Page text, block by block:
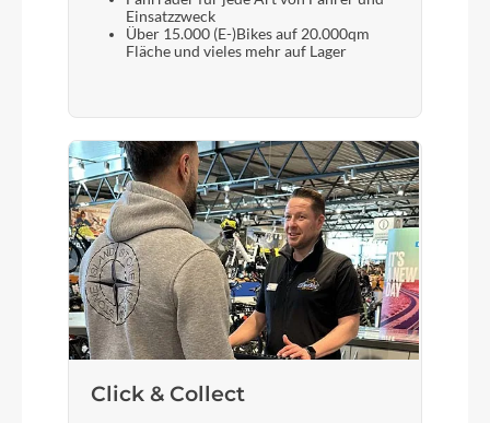
Schalthebel
Bremshebel
Magura Louise
Steuersatz
ACROS AZF-1034, ICR (Integrated Cable
Routing), Top Zero-Stack 1 1/2" (ZS 56mm),
Bottom Zero-Stack 1 1/2" (ZS 56mm), X-Connect
Interface
Einsatzzweck
Über 15.000 (E-)Bikes auf 20.000qm
Fläche und vieles mehr auf Lager
Click & Collect